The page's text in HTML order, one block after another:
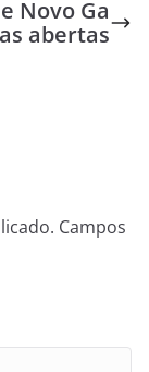
Novo Ga
abertas
Campos